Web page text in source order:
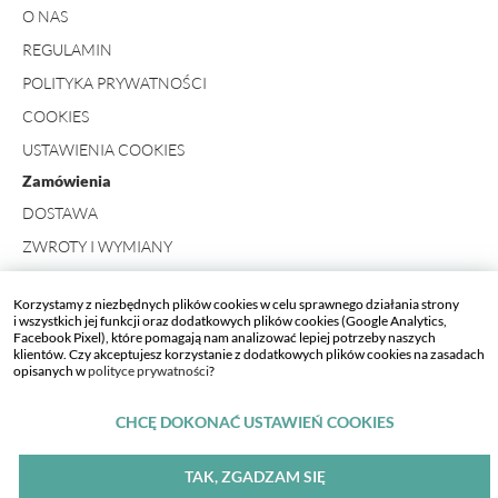
Korzystamy z niezbędnych plików cookies w celu sprawnego działania strony
i wszystkich jej funkcji oraz dodatkowych plików cookies (Google Analytics,
Facebook Pixel), które pomagają nam analizować lepiej potrzeby naszych
klientów. Czy akceptujesz korzystanie z dodatkowych plików cookies na zasadach
opisanych wpolityce prywatności?
CHCĘ DOKONAĆ USTAWIEŃ COOKIES
TAK, ZGADZAM SIĘ
O NAS
REGULAMIN
POLITYKA PRYWATNOŚCI
COOKIES
USTAWIENIA COOKIES
Zamówienia
DOSTAWA
ZWROTY I WYMIANY
Kontakt
+ 48 734 423 498